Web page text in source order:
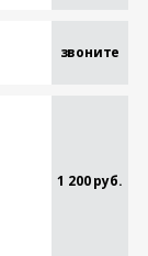
звоните
1 200 руб.